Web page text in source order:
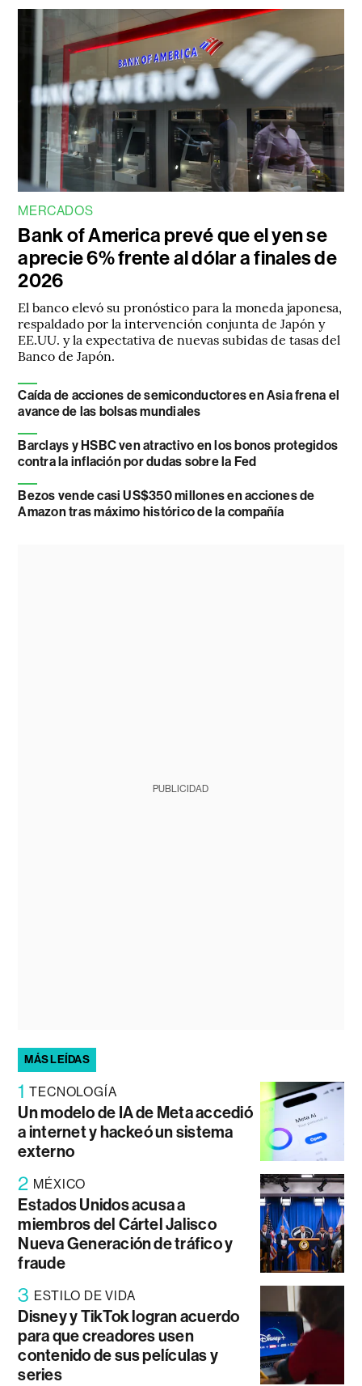
MERCADOS
Bank of America prevé que el yen se
aprecie 6% frente al dólar a finales de
2026
El banco elevó su pronóstico para la moneda japonesa,
respaldado por la intervención conjunta de Japón y
EE.UU. y la expectativa de nuevas subidas de tasas del
Banco de Japón.
Caída de acciones de semiconductores en Asia frena el
avance de las bolsas mundiales
Barclays y HSBC ven atractivo en los bonos protegidos
contra la inflación por dudas sobre la Fed
Bezos vende casi US$350 millones en acciones de
Amazon tras máximo histórico de la compañía
PUBLICIDAD
MÁS LEÍDAS
1 TECNOLOGÍA
Un modelo de IA de Meta accedió
a internet y hackeó un sistema
externo
2 MÉXICO
Estados Unidos acusa a
miembros del Cártel Jalisco
Nueva Generación de tráfico y
fraude
3 ESTILO DE VIDA
Disney y TikTok logran acuerdo
para que creadores usen
contenido de sus películas y
series